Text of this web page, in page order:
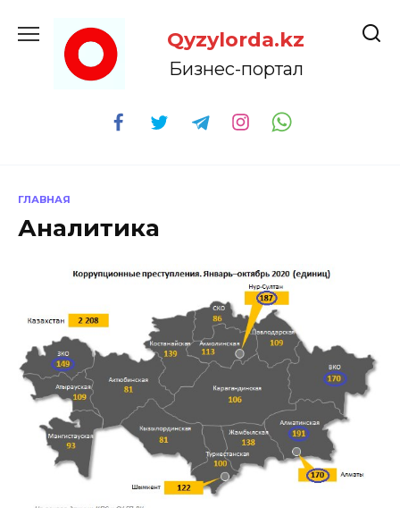
содержанию
Qyzylorda.kz
Бизнес-портал
ГЛАВНАЯ
Аналитика